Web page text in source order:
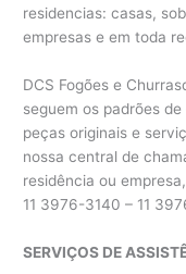
residencias: casas,
empresas e em toda
DCS Fogões e
seguem os padrões de
peças originais e
nossa central de
residência ou
11 3976-3140 – 11
SERVIÇOS DE